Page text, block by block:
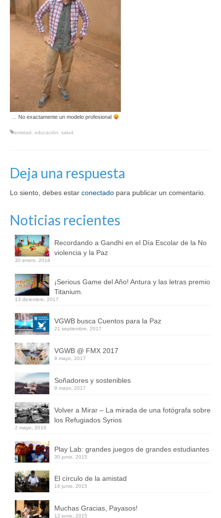
… No exactamente un modelo profesional
amistad, educación, salud
Deja una respuesta
Lo siento, debes estar conectado para publicar un comentario.
Noticias recientes
Recordando a Gandhi en el Día Escolar de la No
violencia y la Paz
30 enero, 2018
¡Serious Game del Año! Antura y las letras premio
Titanium.
13 diciembre, 2017
VGWB busca Cuentos para la Paz
21 septiembre, 2017
VGWB @ FMX 2017
9 mayo, 2017
Soñadores y sostenibles
9 mayo, 2017
Volver a Mirar – La mirada de una fotógrafa sobre
los Refugiados Syrios
2 mayo, 2016
Play Lab: grandes juegos de grandes estudiantes
30 junio, 2015
El círculo de la amistad
16 junio, 2015
Muchas Gracias, Payasos!
12 junio, 2015